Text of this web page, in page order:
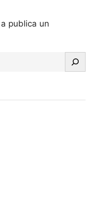
publica un